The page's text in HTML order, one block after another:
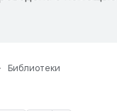
Библиотеки